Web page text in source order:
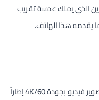
الذي يملك عدسة تقريب
هذا الهاتف.
الكاميرا الأمامية 50 ميجابكسل وتدعم تصوير فيديو بجودة 4K/60 إطاراً